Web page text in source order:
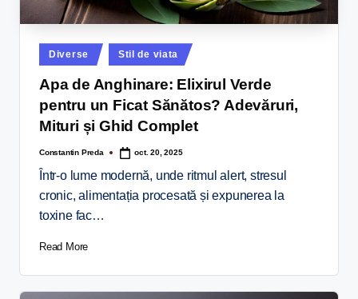
Diverse Stil de viata
Apa de Anghinare: Elixirul Verde
pentru un Ficat Sănătos? Adevăruri,
Mituri și Ghid Complet
Constantin Preda oct. 20, 2025
Într-o lume modernă, unde ritmul alert, stresul
cronic, alimentația procesată și expunerea la
toxine fac…
Read More